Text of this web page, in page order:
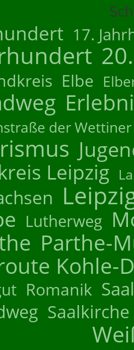
17.
Elbe
der Wettiner
Leipzig
Lutherweg
Parthe-
Kohle-
Romanik
Saalkirche